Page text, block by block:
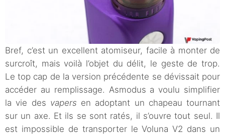
Bref, c’est un excellent atomiseur, facile à monter de
surcroît, mais voilà l’objet du délit, le geste de trop.
Le top cap de la version précédente se dévissait pour
accéder au remplissage. Asmodus a voulu simplifier
la vie des vapers en adoptant un chapeau tournant
sur un axe. Et ils se sont ratés, il s’ouvre tout seul. Il
est impossible de transporter le Voluna V2 dans un